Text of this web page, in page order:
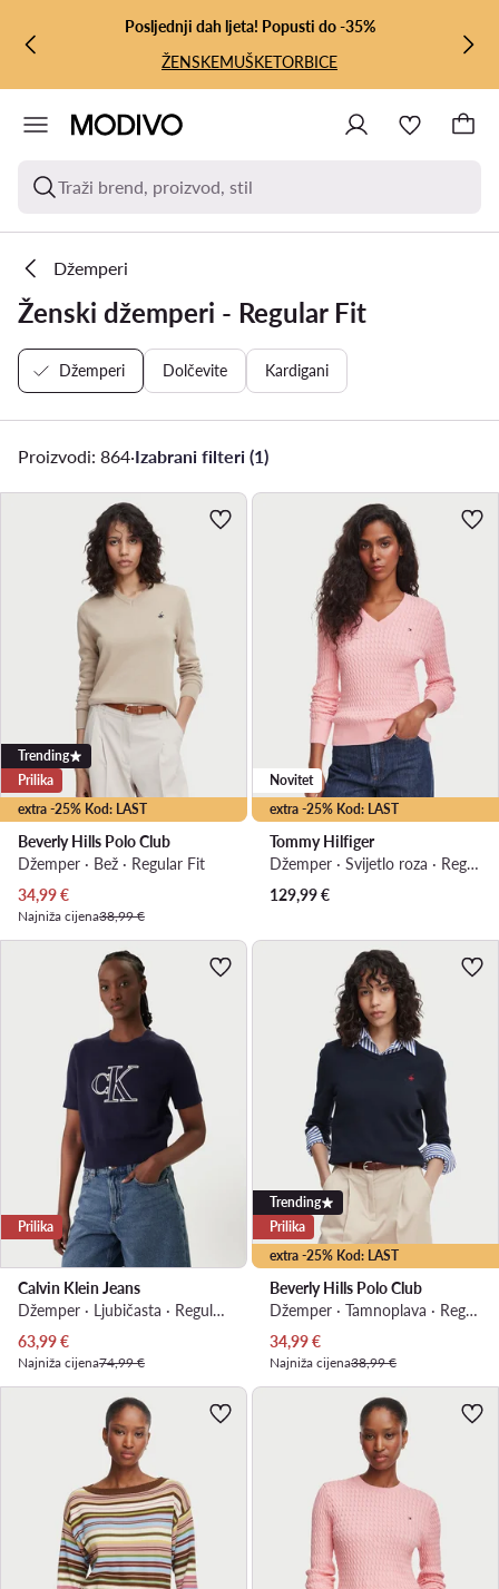
PRIJEĐI NA GLAVNI SADRŽAJ
PRIJEĐI NA PRETRAŽIVANJE
Posljednji dah ljeta! Popusti do -35%
ŽENSKEMUŠKETORBICE
Traži brend, proizvod, stil
Džemperi
Ženski džemperi - Regular Fit
Džemperi Dolčevite Kardigani
Proizvodi: 864·Izabrani filteri (1)
extra -25% Kod: LAST
Trending
Prilika
Beverly Hills Polo Club
Džemper · Bež · Regular Fit
Trenutna cijena
34,99€
Najniža cijena38,99 €
extra -25% Kod: LAST
Novitet
Tommy Hilfiger
Džemper · Svijetlo roza · Regular Fit
129,99€
Prilika
Calvin Klein Jeans
Džemper · Ljubičasta · Regular Fit
Trenutna cijena
63,99€
Najniža cijena74,99 €
extra -25% Kod: LAST
Trending
Prilika
Beverly Hills Polo Club
Džemper · Tamnoplava · Regular Fit
Trenutna cijena
34,99€
Najniža cijena38,99 €